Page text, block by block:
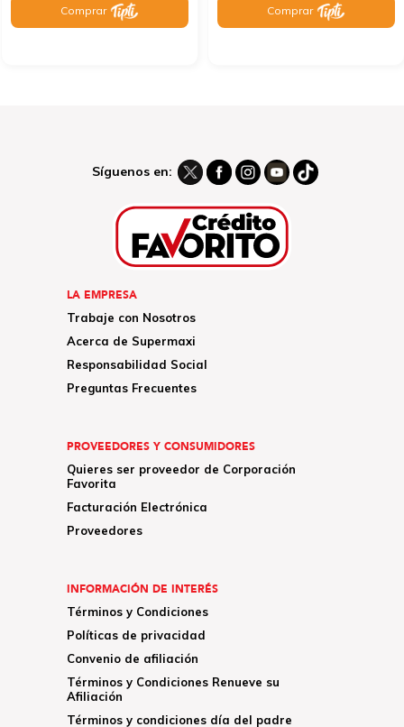
Comprar Comprar
Síguenos en:
LA EMPRESA
Trabaje con Nosotros
Acerca de Supermaxi
Responsabilidad Social
Preguntas Frecuentes
PROVEEDORES Y CONSUMIDORES
Quieres ser proveedor de Corporación
Favorita
Facturación Electrónica
Proveedores
INFORMACIÓN DE INTERÉS
Términos y Condiciones
Políticas de privacidad
Convenio de afiliación
Términos y Condiciones Renueve su
Afiliación
Términos y condiciones día del padre